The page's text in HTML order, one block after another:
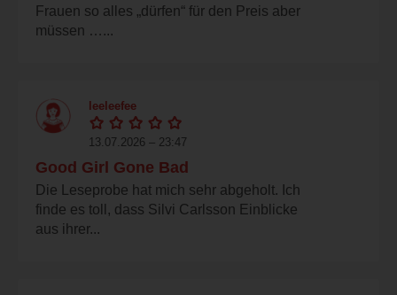
Frauen so alles „dürfen“ für den Preis aber
müssen …...
leeleefee
13.07.2026 – 23:47
Good Girl Gone Bad
Die Leseprobe hat mich sehr abgeholt. Ich
finde es toll, dass Silvi Carlsson Einblicke
aus ihrer...